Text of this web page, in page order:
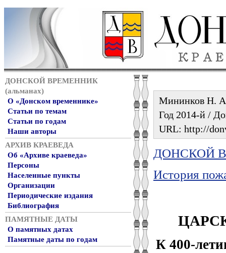
ДОНСКОЙ ВРЕМЕННИК
(альманах)
О «Донском временнике»
Статьи по темам
Статьи по годам
Наши авторы
АРХИВ КРАЕВЕДА
Об «Архиве краеведа»
Персоны
Населенные пункты
Организации
Периодические издания
Библиография
ПАМЯТНЫЕ ДАТЫ
О памятных датах
Памятные даты по годам
Мининков Н. А.
Год 2014-й /
URL: http://
ДОНСКОЙ
История
К 400-